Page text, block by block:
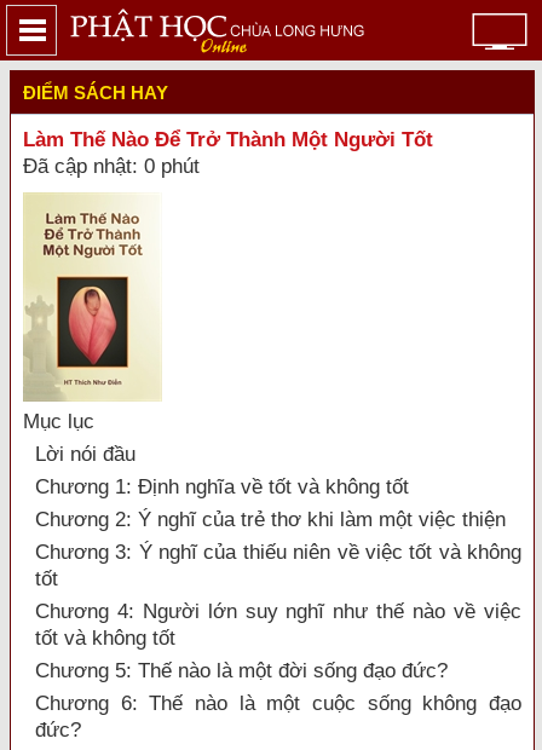
ĐIỂM SÁCH HAY
Làm Thế Nào Để Trở Thành Một Người Tốt
Đã cập nhật: 0 phút
Mục lục
Lời nói đầu
Chương 1: Định nghĩa về tốt và không tốt
Chương 2: Ý nghĩ của trẻ thơ khi làm một việc thiện
Chương 3: Ý nghĩ của thiếu niên về việc tốt và không
tốt
Chương 4: Người lớn suy nghĩ như thế nào về việc
tốt và không tốt
Chương 5: Thế nào là một đời sống đạo đức?
Chương 6: Thế nào là một cuộc sống không đạo
đức?